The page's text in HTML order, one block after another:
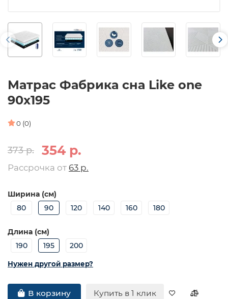
Матрас Фабрика сна Like one
90х195
0 (0)
373 р. 354 р.
Рассрочка от 63 р.
Ширина (см)
80
90 120 140 160 180
Длина (см)
190
195 200
Нужен другой размер?
В корзину Купить в 1 клик